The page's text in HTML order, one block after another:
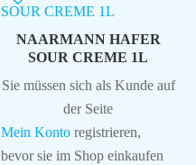
NAARMANN HAFER
SOUR CREME 1L
Sie müssen sich als Kunde auf
der Seite
Mein Konto registrieren,
bevor sie im Shop einkaufen